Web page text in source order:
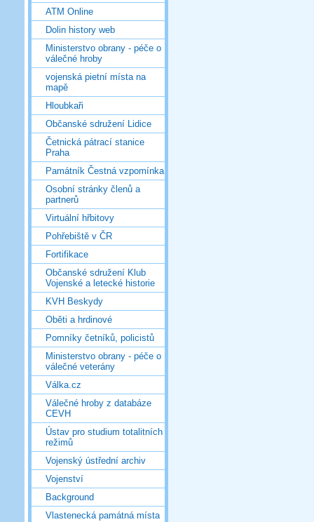
ATM Online
Dolin history web
Ministerstvo obrany - péče o
válečné hroby
vojenská pietní místa na
mapě
Hloubkaři
Občanské sdružení Lidice
Četnická pátrací stanice
Praha
Památník Čestná vzpomínka
Osobní stránky členů a
partnerů
Virtuální hřbitovy
Pohřebiště v ČR
Fortifikace
Občanské sdružení Klub
Vojenské a letecké historie
KVH Beskydy
Oběti a hrdinové
Pomníky četníků, policistů
Ministerstvo obrany - péče o
válečné veterány
Válka.cz
Válečné hroby z databáze
CEVH
Ústav pro studium totalitních
režimů
Vojenský ústřední archiv
Vojenství
Background
Vlastenecká památná místa